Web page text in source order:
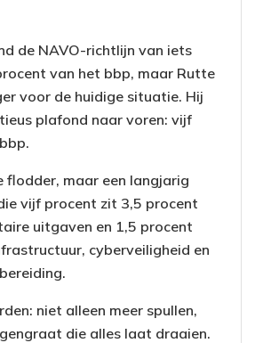
de NAVO-richtlijn van iets
van het bbp, maar Rutte
voor de huidige situatie. Hij
plafond naar voren: vijf
flodder, maar een langjarig
vijf procent zit 3,5 procent
uitgaven en 1,5 procent
cyberveiligheid en
niet alleen meer spullen,
die alles laat draaien.